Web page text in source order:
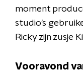
moment
studio's
Ricky zijn zusje
Vooravond